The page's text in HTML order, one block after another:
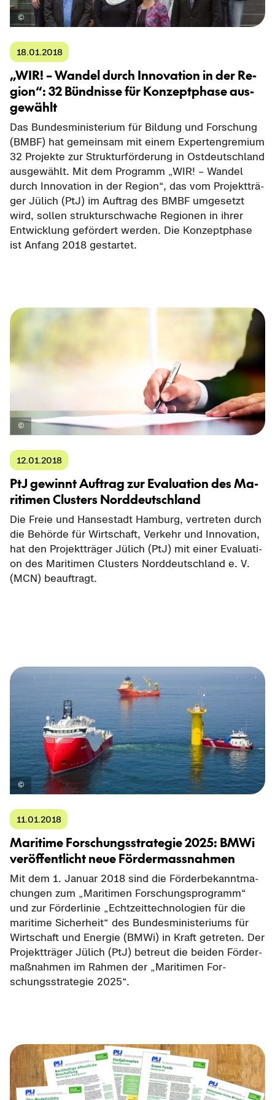
18.01.2018
„WIR! – Wan­del durch In­no­va­ti­on in der Re­
gi­on“: 32 Bünd­nis­se für Kon­zept­pha­se aus­
ge­wählt
Das Bun­des­mi­nis­te­ri­um für Bil­dung und For­schung
(BMBF) hat ge­mein­sam mit einem Ex­per­ten­gre­mi­um
32 Pro­jek­te zur Struk­tur­för­de­rung in Ost­deutsch­land
aus­ge­wählt. Mit dem Pro­gramm „WIR! – Wan­del
durch In­no­va­ti­on in der Re­gi­on“, das vom Pro­jekt­trä­
ger Jü­lich (PtJ) im Auf­trag des BMBF um­ge­setzt
wird, sol­len struk­tur­schwa­che Re­gio­nen in ihrer
Ent­wick­lung ge­för­dert wer­den. Die Kon­zept­pha­se
ist An­fang 2018 ge­star­tet.
12.01.2018
PtJ ge­winnt Auf­trag zur Eva­lua­ti­on des Ma­
ri­ti­men Clus­ters Nord­deutsch­land
Die Freie und Han­se­stadt Ham­burg, ver­tre­ten durch
die Be­hör­de für Wirt­schaft, Ver­kehr und In­no­va­ti­on,
hat den Pro­jekt­trä­ger Jü­lich (PtJ) mit einer Eva­lua­ti­
on des Ma­ri­ti­men Clus­ters Nord­deutsch­land e. V.
(MCN) be­auf­tragt.
11.01.2018
Ma­ri­ti­me For­schungs­stra­te­gie 2025: BMWi
ver­öf­fent­licht neue För­der­mass­nah­men
Mit dem 1. Ja­nu­ar 2018 sind die För­der­be­kannt­ma­
chun­gen zum „Ma­ri­ti­men For­schungs­pro­gramm“
und zur För­der­li­nie „Echt­zeit­tech­no­lo­gien für die
ma­ri­ti­me Si­cher­heit“ des Bun­des­mi­nis­te­ri­ums für
Wirt­schaft und En­er­gie (BMWi) in Kraft ge­tre­ten. Der
Pro­jekt­trä­ger Jü­lich (PtJ) be­treut die bei­den För­der­
maß­nah­men im Rah­men der „Ma­ri­ti­men For­
schungs­stra­te­gie 2025“.